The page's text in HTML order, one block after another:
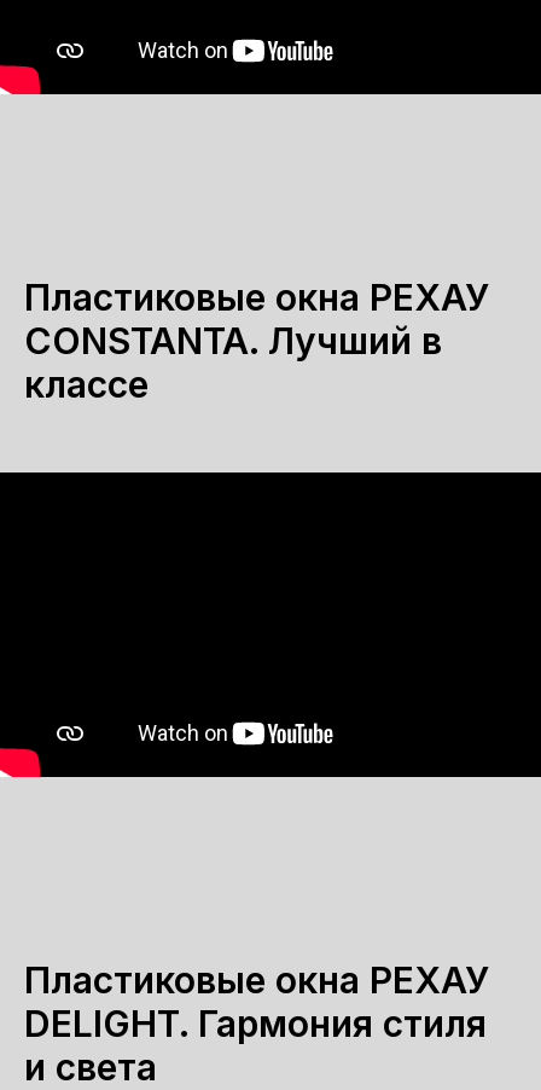
Пластиковые окна РЕХАУ
CONSTANTA. Лучший в
классе
Пластиковые окна РЕХАУ
DELIGHT. Гармония стиля
и света